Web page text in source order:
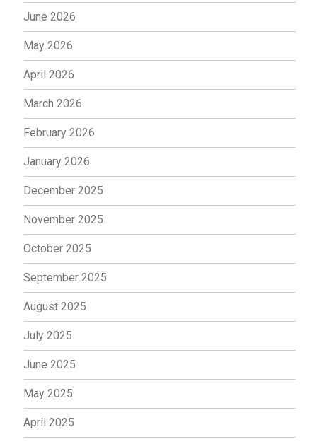
June 2026
May 2026
April 2026
March 2026
February 2026
January 2026
December 2025
November 2025
October 2025
September 2025
August 2025
July 2025
June 2025
May 2025
April 2025